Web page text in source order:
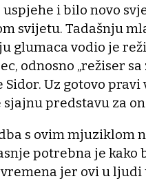
uspjehe i bilo novo
svijetu. Tadašnju
glumaca vodio je
odnosno „režiser
Sidor. Uz gotovo
sjajnu predstavu za
s ovim mjuziklom
potrebna je kako
jer ovi u ljudi